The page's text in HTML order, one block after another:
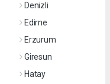
Denizli
Edirne
Erzurum
Giresun
Hatay